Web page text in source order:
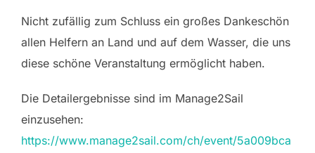
Nicht zufällig zum Schluss ein großes Dankeschön
allen Helfern an Land und auf dem Wasser, die uns
diese schöne Veranstaltung ermöglicht haben.
Die Detailergebnisse sind im Manage2Sail
einzusehen:
https://www.manage2sail.com/ch/event/5a009bca